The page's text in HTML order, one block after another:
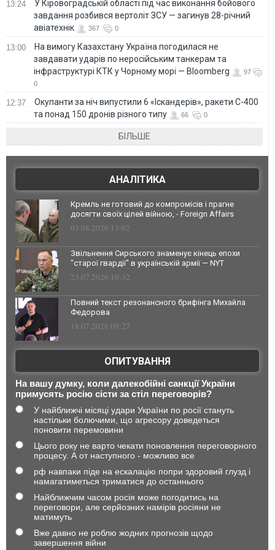
13:24
У Кіровоградській області під час виконання бойового
завдання розбився вертоліт ЗСУ — загинув 28-річний
авіатехнік
367 0
13:00
На вимогу Казахстану Україна погодилася не
завдавати ударів по неросійським танкерам та
інфраструктурі КТК у Чорному морі — Bloomberg
97
0
12:37
Окупанти за ніч випустили 6 «Іскандерів», ракети С-400
та понад 150 дронів різного типу
66 0
БІЛЬШЕ
АНАЛІТИКА
Кремль не готовий до компромісів і прагне
досягти своїх цілей війною, - Foreign Affairs
03.08.2026 13:02
Звільнення Сирського знаменує кінець епохи
"старої гвардії" в українській армії — NYT
23.07.2026 10:32
Повний текст резонансного брифінга Михайла
Федорова
18.07.2026 09:27
ОПИТУВАННЯ
На вашу думку, коли далекобійні санкції України
примусять росію сісти за стіл переговорів?
У найближчі місяці удари України по росії стануть
настільки болючими, що агресору доведеться
поновити перемовини
Цього року не варто чекати поновлення переговорного
процесу. А от наступного - можливо все
рф навпаки піде на ескалацію попри здоровий глузд і
намагатиметься триматися до останнього
Найближчим часом росія може погодитись на
переговори, але серйозних намірів росіяни не
матимуть
Вже давно не роблю жодних прогнозів щодо
завершення війни